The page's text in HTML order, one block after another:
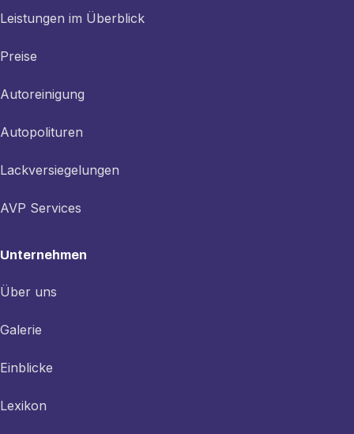
Leistungen im Überblick
Preise
Autoreinigung
Autopolituren
Lackversiegelungen
AVP Services
Unternehmen
Über uns
Galerie
Einblicke
Lexikon